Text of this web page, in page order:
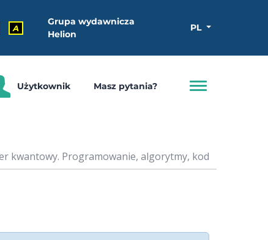
A
Grupa wydawnicza
Helion
PL
Użytkownik Masz pytania?
kwantowy. Programowanie, algorytmy, kod